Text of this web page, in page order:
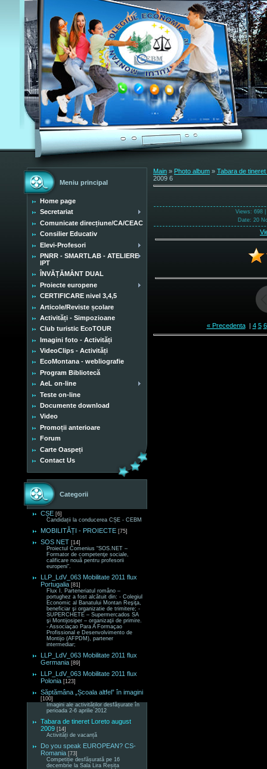
Meniu principal
Home page
Secretariat
Comunicate direcțiune/CA/CEAC
Consilier Educativ
Elevi-Profesori
PNRR - SMARTLAB - ATELIERE
IPT
ÎNVĂȚĂMÂNT DUAL
Proiecte europene
CERTIFICARE nivel 3,4,5
Articole/Reviste școlare
Activități - Simpozioane
Club turistic EcoTOUR
Imagini foto - Activități
VideoClips - Activități
EcoMontana - webliografie
Program Bibliotecă
AeL on-line
Teste on-line
Documente download
Video
Promoții anterioare
Forum
Carte Oaspeți
Contact Us
Categorii
CȘE [6]
Candidații la conducerea CȘE - CEBM
MOBILITĂȚI - PROIECTE [75]
SOS NET [14]
Proiectul Comenius “SOS.NET –
Formator de competenţe sociale,
calificare nouă pentru profesorii
europeni“.
LLP_LdV_063 Mobilitate 2011 flux
Portugalia [81]
Flux I. Parteneriatul româno –
portughez a fost alcătuit din: - Colegiul
Economic al Banatului Montan Reşiţa,
beneficiar şi organizatie de trimitere; -
SUPERCHETE – Supermercados SA
şi Montijosiper – organizaţii de primire.
- Associaçao Para A Formaçao
Profissional e Desenvolvimento de
Montijo (AFPDM), partener
intermediar;
LLP_LdV_063 Mobilitate 2011 flux
Germania [89]
LLP_LdV_063 Mobilitate 2011 flux
Polonia [123]
Săptămâna „Școala altfel” în imagini
[100]
Imagini ale activităților desfășurate în
perioada 2-6 aprilie 2012
Tabara de tineret Loreto august
2009 [14]
Activități de vacanță
Do you speak EUROPEAN? CS-
Romania [73]
Competiție desfășurată pe 16
decembrie la Sala Lira Reșița
Main » Photo album » Tabara de
2009 6
Views: 698 |
Date: 20
« Precedenta| 4 5 6